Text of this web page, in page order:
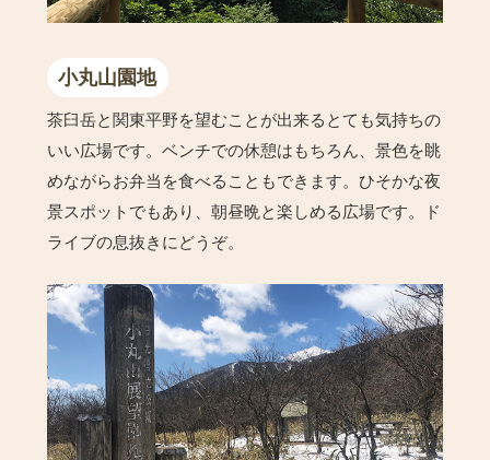
小丸山園地
茶臼岳と関東平野を望むことが出来るとても気持ちの
いい広場です。ベンチでの休憩はもちろん、景色を眺
めながらお弁当を食べることもできます。ひそかな夜
景スポットでもあり、朝昼晩と楽しめる広場です。ド
ライブの息抜きにどうぞ。